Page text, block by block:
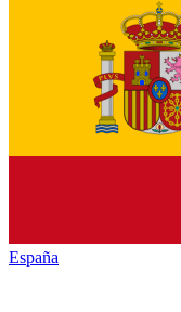
España